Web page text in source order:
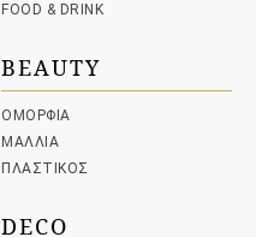
FOOD & DRINK
BEAUTY
ΟΜΟΡΦΙΑ
ΜΑΛΛΙΑ
ΠΛΑΣΤΙΚΟΣ
DECO